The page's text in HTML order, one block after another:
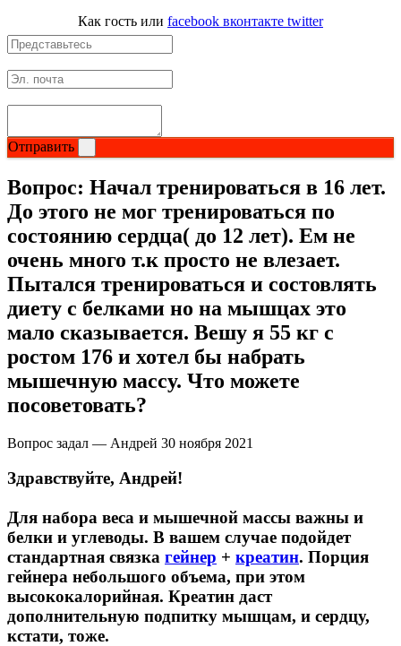
Здоровая печень
Здоровье костей
Иммунитет
Коэнзим Q10
Лецитин
Пищеварение
Сердце и Сосуды
Щитовидная железа
Омега жиры
Суставы и связки
Протеин
НАЗАД
Сывороточный протеин
Как гость или facebook вконтакте twitter
Отправить
Вопрос: Начал тренироваться в 16 лет.
До этого не мог тренироваться по
состоянию сердца( до 12 лет). Ем не
очень много т.к просто не влезает.
Пытался тренироваться и состовлять
диету с белками но на мышцах это
мало сказывается. Вешу я 55 кг с
ростом 176 и хотел бы набрать
мышечную массу. Что можете
посоветовать?
Вопрос задал — Андрей 30 ноября 2021
Здравствуйте, Андрей!
Для набора веса и мышечной массы важны и
белки и углеводы. В вашем случае подойдет
стандартная связка гейнер + креатин. Порция
гейнера небольшого объема, при этом
высококалорийная. Креатин даст
дополнительную подпитку мышцам, и сердцу,
кстати, тоже.